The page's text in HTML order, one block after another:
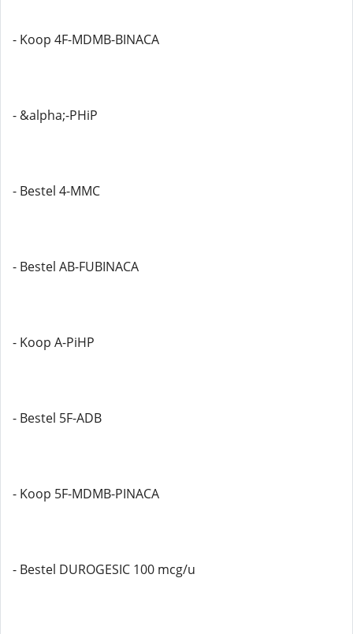
- Koop 4F-MDMB-BINACA
- &alpha;-PHiP
- Bestel 4-MMC
- Bestel AB-FUBINACA
- Koop A-PiHP
- Bestel 5F-ADB
- Koop 5F-MDMB-PINACA
- Bestel DUROGESIC 100 mcg/u